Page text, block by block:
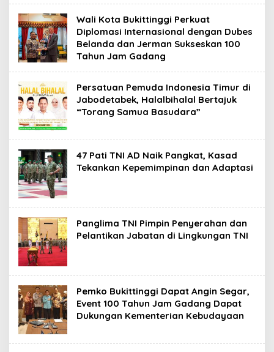
Wali Kota Bukittinggi Perkuat
Diplomasi Internasional dengan Dubes
Belanda dan Jerman Sukseskan 100
Tahun Jam Gadang
Persatuan Pemuda Indonesia Timur di
Jabodetabek, Halalbihalal Bertajuk
“Torang Samua Basudara”
47 Pati TNI AD Naik Pangkat, Kasad
Tekankan Kepemimpinan dan Adaptasi
Panglima TNI Pimpin Penyerahan dan
Pelantikan Jabatan di Lingkungan TNI
Pemko Bukittinggi Dapat Angin Segar,
Event 100 Tahun Jam Gadang Dapat
Dukungan Kementerian Kebudayaan